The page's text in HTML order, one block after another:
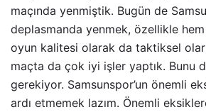
maçında yenmiştik. Bugün de
deplasmanda yenmek, özellikle
oyun kalitesi olarak da taktiksel
maçta da çok iyi işler yaptık. Bunu
gerekiyor. Samsunspor’un önemli
ardı etmemek lazım. Önemli